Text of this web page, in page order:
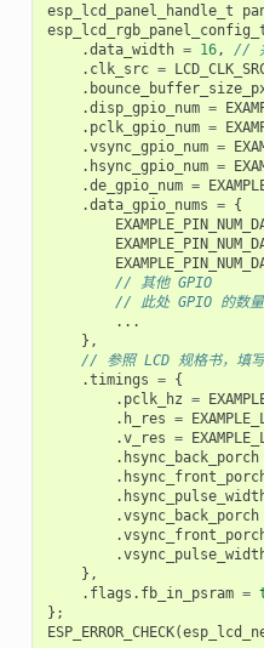
esp_lcd_panel_handle_t
.data_width = 16,
//
. clk_src =
.
.disp_gpio_num =
. pclk_gpio_num =
.vsync_gpio_num =
. hsync_gpio_num =
.de_gpio_num =
.data_gpio_nums = {
// 其他 GPIO
// 此处 GPIO 的数
...
},
// 参照 LCD 规格书，填
.timings = {
. pclk_hz =
. h_res =
.v_res =
. hsync_back_porch
.
.
.vsync_back_porch
.
.
},
. flags . fb_in_psram =
};
ESP_ERROR_CHECK(